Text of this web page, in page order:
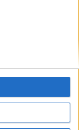
te daremos
para tu